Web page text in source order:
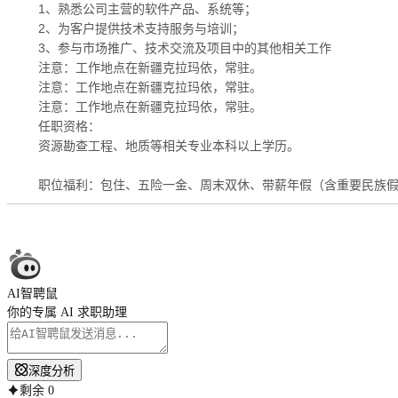
1、熟悉公司主营的软件产品、系统等；
2、为客户提供技术支持服务与培训；
3、参与市场推广、技术交流及项目中的其他相关工作
注意：工作地点在新疆克拉玛依，常驻。
注意：工作地点在新疆克拉玛依，常驻。
注意：工作地点在新疆克拉玛依，常驻。
任职资格：
资源勘查工程、地质等相关专业本科以上学历。
职位福利：包住、五险一金、周末双休、带薪年假（含重要民族
AI智聘鼠
你的专属 AI 求职助理
深度分析
剩余 0